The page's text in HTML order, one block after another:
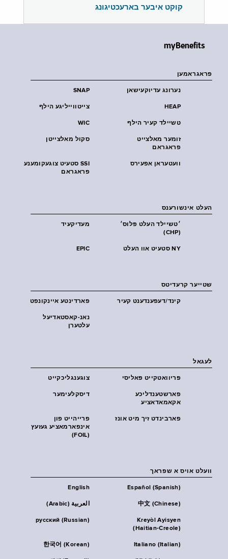
קוקט איבער בארעכטיגונג
myBenefits
פראגראמען
SNAP נערונג עדיוקעישאן
צייטווייליגע הילף HEAP
WIC טשיילד קעיר הילף
סקול מאלצייטן
זומער מאלצייט
פראגראם
SSI סטעיט צוגעקומענע
פראגראם
וועטעראן אפעירס
העלט אינשורענס
מעדיקעיד
׳טשיילד העלט פּלוס׳
(CHP)
EPIC NY סטעיט אוו העלט
שטייער קרעדיטס
פארדינטע איינקונפט קינד/דעפענדענט קעיר
נאנ-קאסטאדיעל
עלטערן
לעגאל
צוגענגליכקייט פּריוואטקייט פּאליסי
דיסקלעימער
פארשטענדליכע
אקאמאדאציע
פרייהייט פון
אינפארמאציע געזעץ
(FOIL)
פארבינדט זיך מיט אונז
וועלט אויס א שפראך
English Español (Spanish)
العربية (Arabic) 中文 (Chinese)
русский (Russian)
Kreyòl Ayisyen
(Haitian-Creole)
한국어 (Korean) Italiano (Italian)